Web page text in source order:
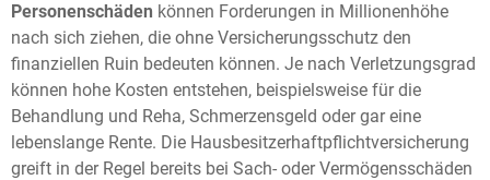
Personenschäden können Forderungen in Millionenhöhe
nach sich ziehen, die ohne Versicherungsschutz den
finanziellen Ruin bedeuten können. Je nach Verletzungsgrad
können hohe Kosten entstehen, beispielsweise für die
Behandlung und Reha, Schmerzensgeld oder gar eine
lebenslange Rente. Die Hausbesitzerhaftpflichtversicherung
greift in der Regel bereits bei Sach- oder Vermögensschäden